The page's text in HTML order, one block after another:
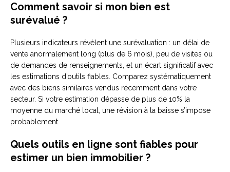
Comment savoir si mon bien est
surévalué ?
Plusieurs indicateurs révèlent une surévaluation : un délai de
vente anormalement long (plus de 6 mois), peu de visites ou
de demandes de renseignements, et un écart significatif avec
les estimations d’outils fiables. Comparez systématiquement
avec des biens similaires vendus récemment dans votre
secteur. Si votre estimation dépasse de plus de 10% la
moyenne du marché local, une révision à la baisse s’impose
probablement.
Quels outils en ligne sont fiables pour
estimer un bien immobilier ?